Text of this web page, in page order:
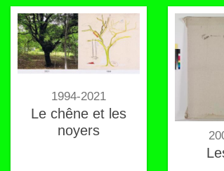
1994-2021
Le chêne et les
noyers